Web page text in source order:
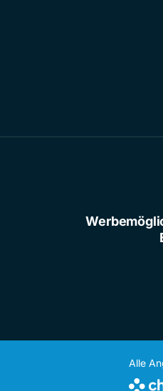
Alle